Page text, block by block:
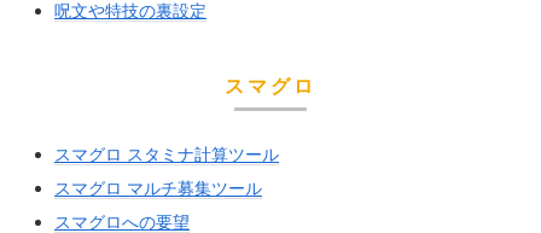
呪文や特技の裏設定
スマグロ
スマグロ スタミナ計算ツール
スマグロ マルチ募集ツール
スマグロへの要望